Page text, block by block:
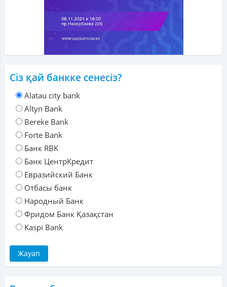
Сіз қай банкке сенесіз?
Alatau city bank
Altyn Bank
Bereke Bank
Forte Bank
Банк RBK
Банк ЦентрКредит
Евразийский Банк
Отбасы банк
Народный Банк
Фридом Банк Қазақстан
Kaspi Bank